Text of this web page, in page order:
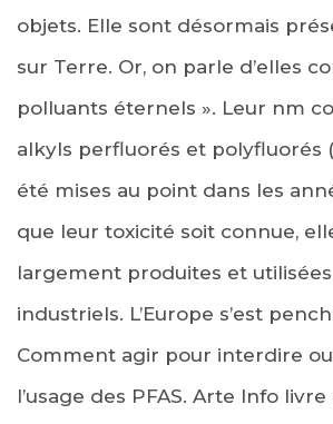
objets. Elle sont désormais
sur Terre. Or, on parle d’elles
polluants éternels ». Leur nm
alkyls perfluorés et polyfluorés
été mises au point dans les
que leur toxicité soit connue,
largement produites et
industriels. L’Europe s’est
Comment agir pour interdire
l’usage des PFAS. Arte Info